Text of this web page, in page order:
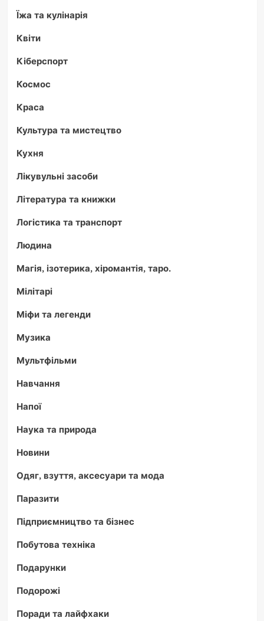
Їжа та кулінарія
Квіти
Кіберспорт
Космос
Краса
Культура та мистецтво
Кухня
Лікувульні засоби
Література та книжки
Логістика та транспорт
Людина
Магія, ізотерика, хіромантія, таро.
Мілітарі
Міфи та легенди
Музика
Мультфільми
Навчання
Напої
Наука та природа
Новини
Одяг, взуття, аксесуари та мода
Паразити
Підприємництво та бізнес
Побутова техніка
Подарунки
Подорожі
Поради та лайфхаки